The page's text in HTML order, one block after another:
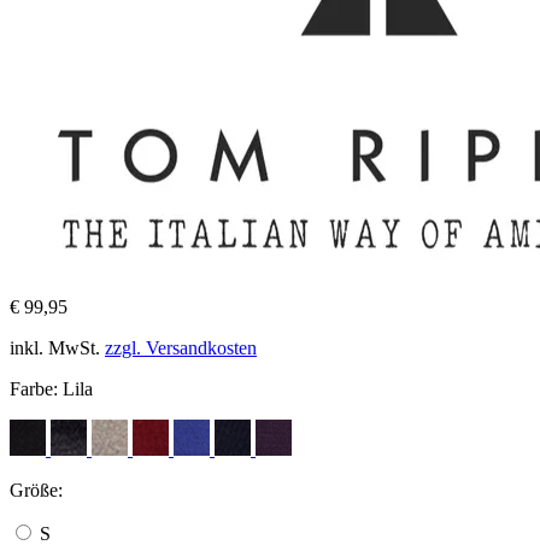
€ 99,95
inkl. MwSt. zzgl. Versandkosten
Farbe: Lila
Größe:
S